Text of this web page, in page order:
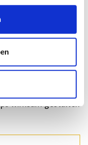
wirk­sam gestal­ten